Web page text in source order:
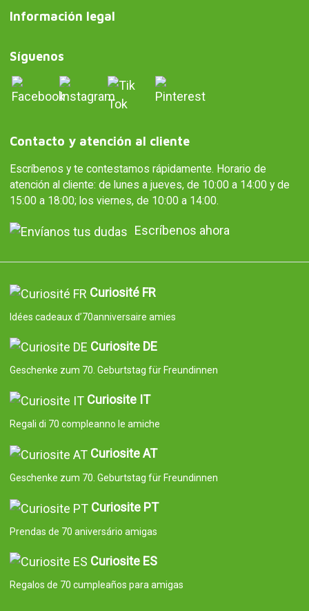
Información legal
Síguenos
Contacto y atención al cliente
Escríbenos y te contestamos rápidamente. Horario de
atención al cliente: de lunes a jueves, de 10:00 a 14:00 y de
15:00 a 18:00; los viernes, de 10:00 a 14:00.
Escríbenos ahora
Curiosité FR
Idées cadeaux d’70anniversaire amies
Curiosite DE
Geschenke zum 70. Geburtstag für Freundinnen
Curiosite IT
Regali di 70 compleanno le amiche
Curiosite AT
Geschenke zum 70. Geburtstag für Freundinnen
Curiosite PT
Prendas de 70 aniversário amigas
Curiosite ES
Regalos de 70 cumpleaños para amigas